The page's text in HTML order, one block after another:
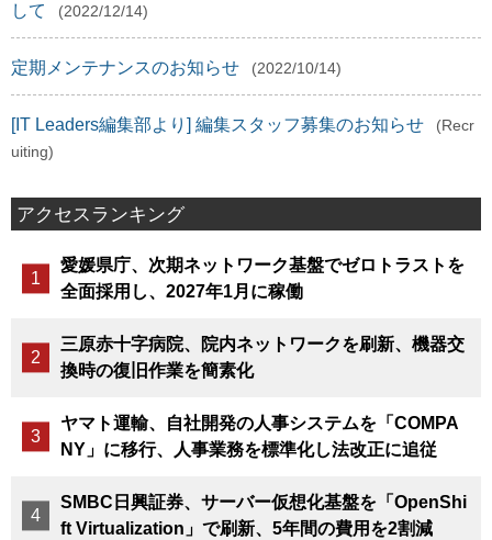
して
(2022/12/14)
定期メンテナンスのお知らせ (2022/10/14)
[IT Leaders編集部より] 編集スタッフ募集のお知らせ
(Recr
uiting)
アクセスランキング
愛媛県庁、次期ネットワーク基盤でゼロトラストを
全面採用し、2027年1月に稼働
三原赤十字病院、院内ネットワークを刷新、機器交
換時の復旧作業を簡素化
ヤマト運輸、自社開発の人事システムを「COMPA
NY」に移行、人事業務を標準化し法改正に追従
SMBC日興証券、サーバー仮想化基盤を「OpenShi
ft Virtualization」で刷新、5年間の費用を2割減